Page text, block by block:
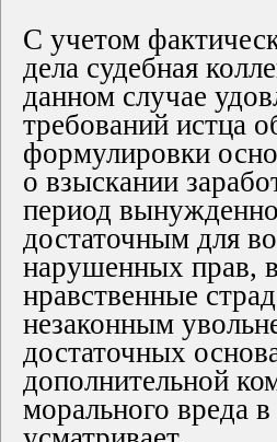
С учетом
дела судебная
данном случае
требований истца
формулировки
о взыскании
период
достаточным для
нарушенных прав,
нравственные
незаконным
достаточных
дополнительной
морального вреда